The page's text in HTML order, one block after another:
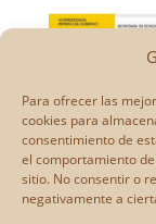
Para ofrecer las
cookies para
consentimiento de
el comportamiento
sitio. No consentir o
negativamente a
web son
reflejan
Ni la Unión